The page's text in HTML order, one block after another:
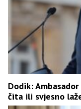
Dodik:
čita ili svjesno